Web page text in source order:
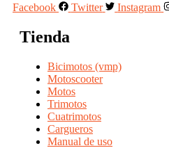
Facebook
Twitter Instagram
Tienda
Bicimotos (vmp)
Motoscooter
Motos
Trimotos
Cuatrimotos
Cargueros
Manual de uso